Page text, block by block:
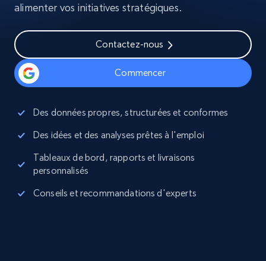
alimenter vos initiatives stratégiques.
Contactez-nous
Commencer
Des données propres, structurées et conformes
Des idées et des analyses prêtes à l'emploi
Tableaux de bord, rapports et livraisons
personnalisés
Conseils et recommandations d'experts